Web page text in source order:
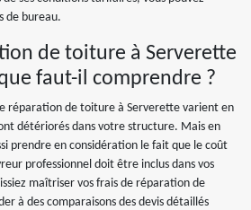
de bureau.
de toiture à Serverette
faut-il comprendre ?
réparation de toiture à Serverette varient en
détériorés dans votre structure. Mais en
prendre en considération le fait que le coût
professionnel doit être inclus dans vos
maîtriser vos frais de réparation de
à des comparaisons des devis détaillés